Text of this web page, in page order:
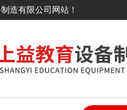
造有限公司网站！